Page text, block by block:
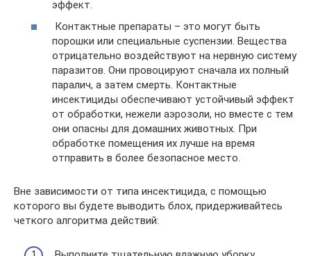
эффект.
Контактные препараты – это могут быть
порошки или специальные суспензии. Вещества
отрицательно воздействуют на нервную систему
паразитов. Они провоцируют сначала их полный
паралич, а затем смерть. Контактные
инсектициды обеспечивают устойчивый эффект
от обработки, нежели аэрозоли, но вместе с тем
они опасны для домашних животных. При
обработке помещения их лучше на время
отправить в более безопасное место.
Вне зависимости от типа инсектицида, с помощью
которого вы будете выводить блох, придерживайтесь
четкого алгоритма действий: